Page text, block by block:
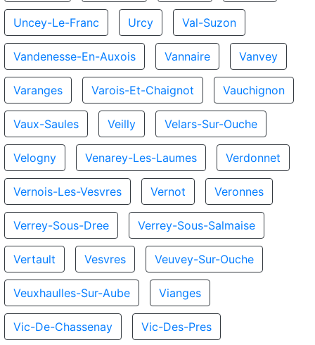
Uncey-Le-Franc Urcy Val-Suzon
Vandenesse-En-Auxois Vannaire Vanvey
Varanges Varois-Et-Chaignot Vauchignon
Vaux-Saules Veilly Velars-Sur-Ouche
Velogny Venarey-Les-Laumes Verdonnet
Vernois-Les-Vesvres Vernot Veronnes
Verrey-Sous-Dree Verrey-Sous-Salmaise
Vertault Vesvres Veuvey-Sur-Ouche
Veuxhaulles-Sur-Aube Vianges
Vic-De-Chassenay Vic-Des-Pres